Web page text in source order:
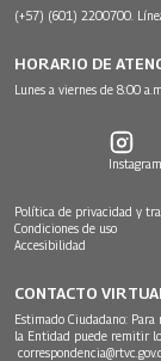
(+57) (601) 2200700.
HORARIO DE
Lunes a viernes de 8:00
Instagram
Política de privacidad y
Condiciones de uso
Accesibilidad
CONTACTO
Estimado Ciudadano:
la Entidad puede remitir